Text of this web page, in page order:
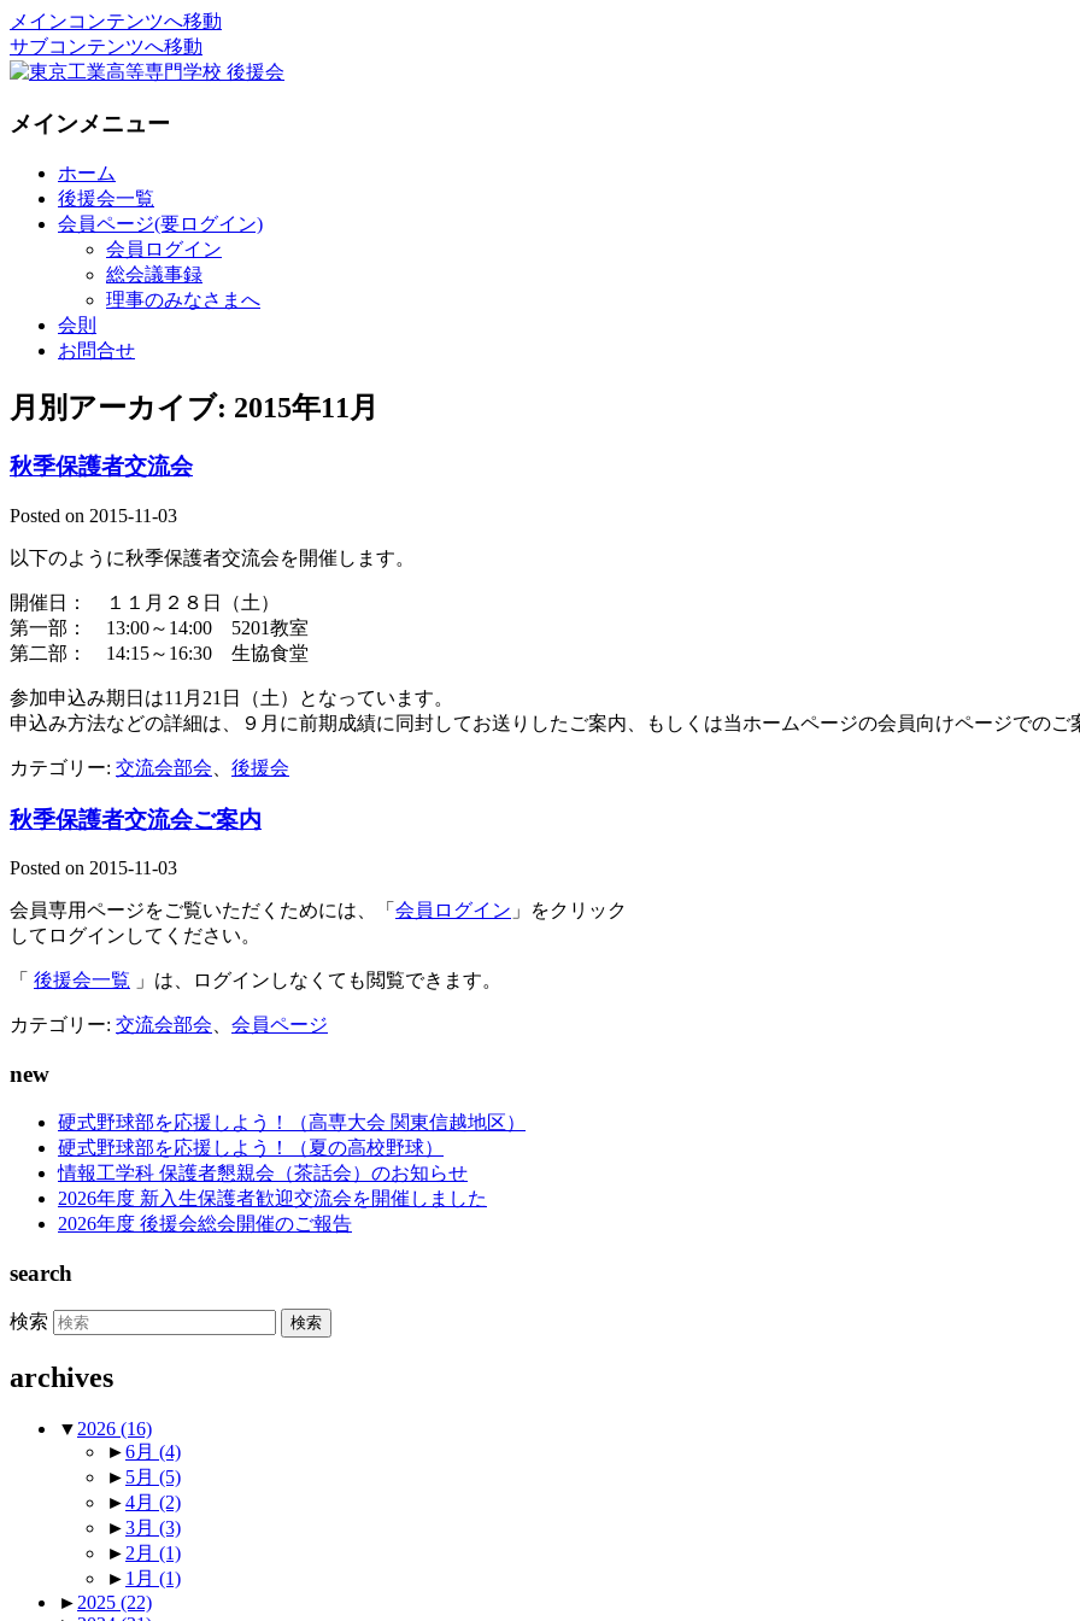
メインコンテンツへ移動
サブコンテンツへ移動
東京工業高等専門学校 後援会
メインメニュー
ホーム
後援会一覧
会員ページ(要ログイン)
会員ログイン
総会議事録
理事のみなさまへ
会則
お問合せ
月別アーカイブ: 2015年11月
秋季保護者交流会
Posted on 2015-11-03
以下のように秋季保護者交流会を開催します。
開催日： １１月２８日（土）
第一部： 13:00～14:00 5201教室
第二部： 14:15～16:30 生協食堂
参加申込み期日は11月21日（土）となっています。
申込み方法などの詳細は、９月に前期成績に同封してお送りしたご案内、もしくは当ホームページの会員向けページでのご
カテゴリー: 交流会部会 後援会
秋季保護者交流会ご案内
Posted on 2015-11-03
会員専用ページをご覧いただくためには、「 会員ログイン 」をクリック
してログインしてください。
「 後援会一覧 」は、ログインしなくても閲覧できます。
カテゴリー: 交流会部会、 会員ページ
new
硬式野球部を応援しよう！（高専大会 関東信越地区）
硬式野球部を応援しよう！（夏の高校野球）
情報工学科 保護者懇親会（茶話会）のお知らせ
2026年度 新入生保護者歓迎交流会を開催しました
2026年度 後援会総会開催のご報告
search
検索
archives
▼ 2026 (16)
►6月 (4)
► 5月 (5)
►4月 (2)
►3月 (3)
► 2月 (1)
► 1月 (1)
► 2025 (22)